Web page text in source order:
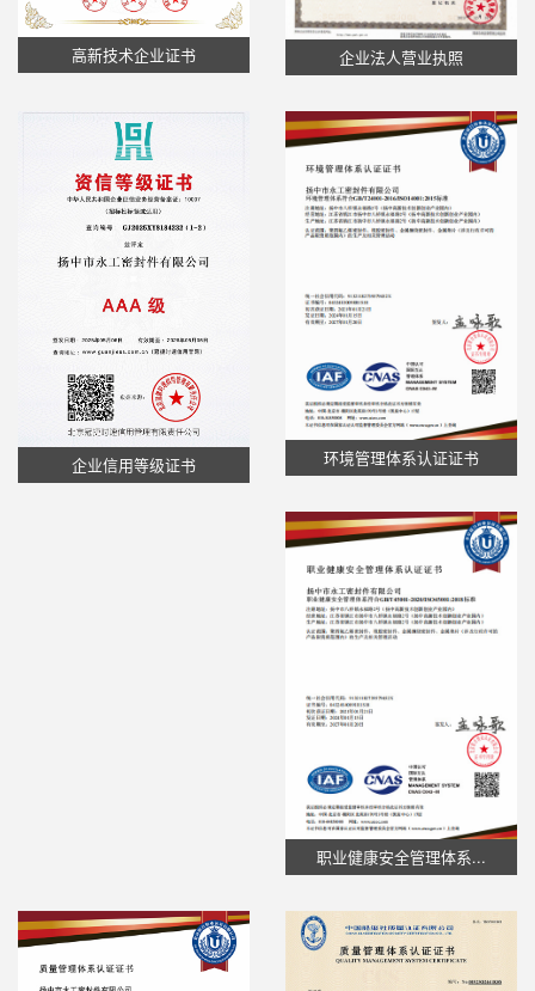
高新技术企业证书 企业法人营业执照
企业信用等级证书 环境管理体系认证证书
职业健康安全管理体系...